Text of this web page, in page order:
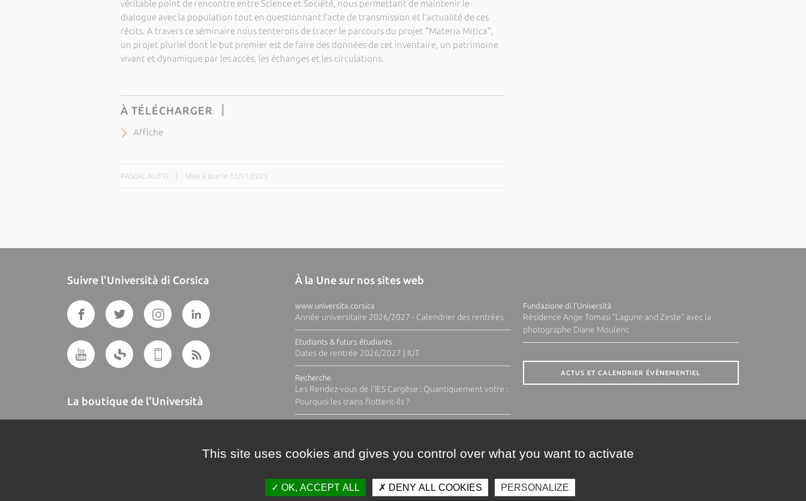
véritable point de rencontre entre Science et Société, nous permettant de maintenir le
dialogue avec la population tout en questionnant l’acte de transmission et l’actualité de ces
récits. A travers ce séminaire nous tenterons de tracer le parcours du projet “Materia Mitica”,
un projet pluriel dont le but premier est de faire des données de cet inventaire, un patrimoine
vivant et dynamique par les accès, les échanges et les circulations.
À TÉLÉCHARGER
Affiche
PASCAL ALITTI Mise à jour le 12/11/2025
Suivre l'Università di Corsica
La boutique de l'Università
À la Une sur nos sites web
www.universita.corsica
Année universitaire 2026/2027 - Calendrier des rentrées
Etudiants & futurs étudiants
Dates de rentrée 2026/2027 | IUT
Recherche
Les Rendez-vous de l'IES Cargèse : Quantiquement votre :
Pourquoi les trains flottent-ils ?
Fundazione di l'Università
Résidence Ange Tomasi "Lagune and Zeste" avec la
photographe Diane Moulenc
ACTUS ET CALENDRIER ÉVÈNEMENTIEL
This site uses cookies and gives you control over what you want to activate
OK, ACCEPT ALL DENY ALL COOKIES PERSONALIZE